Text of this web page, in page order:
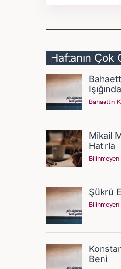
Haftanın Çok